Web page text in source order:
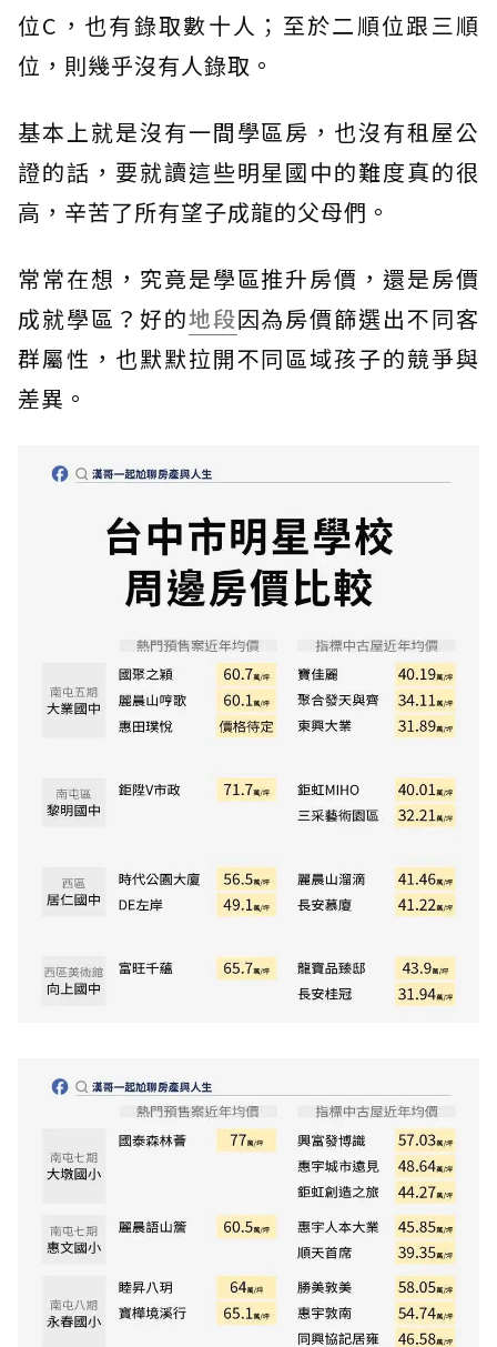
位C，也有錄取數十人；至於二順位跟三順
位，則幾乎沒有人錄取。
基本上就是沒有一間學區房，也沒有租屋公
證的話，要就讀這些明星國中的難度真的很
高，辛苦了所有望子成龍的父母們。
常常在想，究竟是學區推升房價，還是房價
成就學區？好的地段因為房價篩選出不同客
群屬性，也默默拉開不同區域孩子的競爭與
差異。